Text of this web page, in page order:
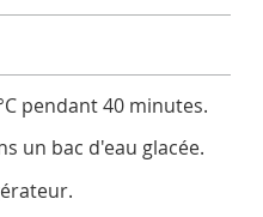
pendant 40 minutes.
un bac d'eau glacée.